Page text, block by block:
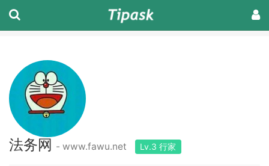
法务网 - www.fawu.net Lv.3 行家